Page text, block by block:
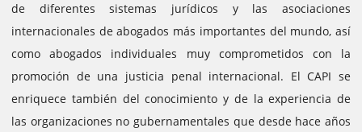
de diferentes sistemas jurídicos y las asociaciones
internacionales de abogados más importantes del mundo, así
como abogados individuales muy comprometidos con la
promoción de una justicia penal internacional. El CAPI se
enriquece también del conocimiento y de la experiencia de
las organizaciones no gubernamentales que desde hace años